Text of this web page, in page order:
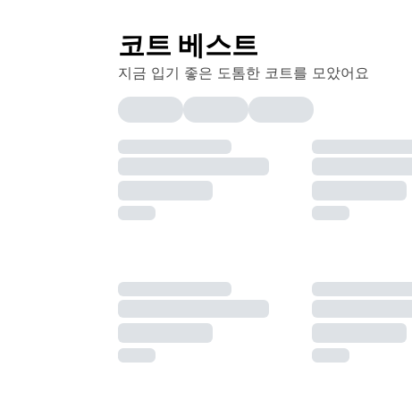
코트 베스트
지금 입기 좋은 도톰한 코트를 모았어요